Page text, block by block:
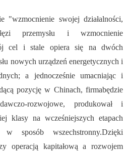
"wzmocnienie swojej działalności,
przemysłu i wzmocnienie
cel i stale opiera się na dwóch
nowych urządzeń energetycznych i
a jednocześnie umacniając i
pozycję w Chinach, firmabędzie
rozwojowe, produkował i
klasy na wcześniejszych etapach
sposób wszechstronny.Dzięki
operacją kapitałową a rozwojem